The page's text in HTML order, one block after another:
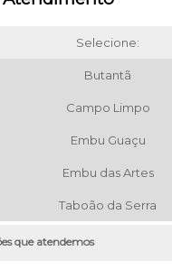
Selecione:
Butantã
Campo Limpo
Embu Guaçu
Embu das Artes
Taboão da Serra
que atendemos